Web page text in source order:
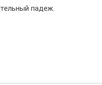
падеж.